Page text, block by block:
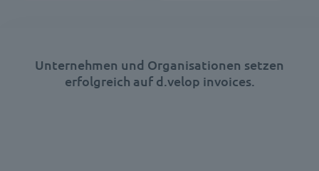
Unternehmen und Organisationen setzen
erfolgreich auf d.velop invoices.